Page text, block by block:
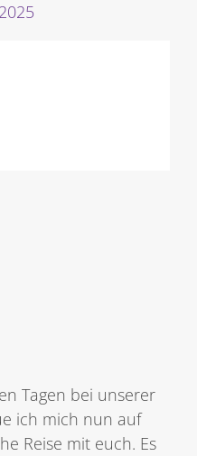
Tagen bei unserer
ich mich nun auf
Reise mit euch. Es